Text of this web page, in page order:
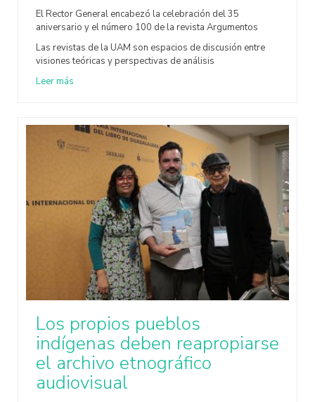
El Rector General encabezó la celebración del 35
aniversario y el número 100 de la revista Argumentos
Las revistas de la UAM son espacios de discusión entre
visiones teóricas y perspectivas de análisis
Leer más
Los propios pueblos
indígenas deben reapropiarse
el archivo etnográfico
audiovisual